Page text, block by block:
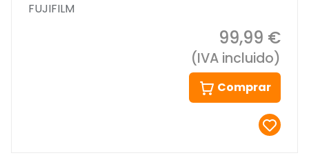
FUJIFILM
99,99 €
(IVA incluido)
Comprar